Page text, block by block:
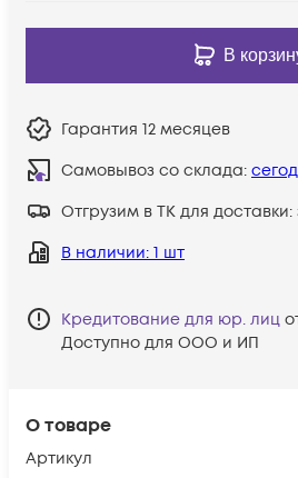
О товаре
Артикул
В
Гарантия 12 месяцев
Самовывоз со склада:
Отгрузим в ТК для доставки:
В наличии: 1 шт
Кредитование для юр. лиц
Доступно для ООО и ИП